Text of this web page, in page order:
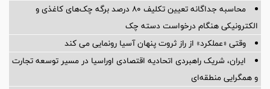
محاسبه جداگانه تعیین تکلیف 80 درصد برگه چک‌های کاغذی و
الکترونیکی هنگام درخواست دسته چک
وقتی «عملکرد» از راز ثروت پنهان آسیا رونمایی می کند
ایران، شریک راهبردی اتحادیه اقتصادی اوراسیا در مسیر توسعه تجارت
و همگرایی منطقه‌ای